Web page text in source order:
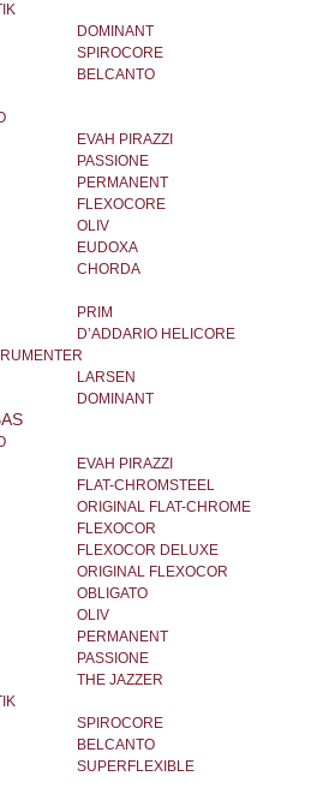
DOMINANT
SPIROCORE
BELCANTO
EVAH PIRAZZI
PASSIONE
PERMANENT
FLEXOCORE
OLIV
EUDOXA
CHORDA
PRIM
D’ADDARIO HELICORE
LARSEN
DOMINANT
EVAH PIRAZZI
FLAT-CHROMSTEEL
ORIGINAL FLAT-CHROME
FLEXOCOR
FLEXOCOR DELUXE
ORIGINAL FLEXOCOR
OBLIGATO
OLIV
PERMANENT
PASSIONE
THE JAZZER
SPIROCORE
BELCANTO
SUPERFLEXIBLE